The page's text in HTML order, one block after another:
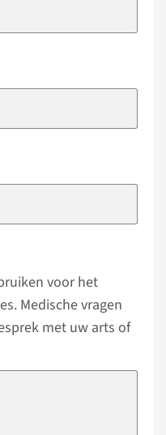
voor het
Medische vragen
met uw arts of